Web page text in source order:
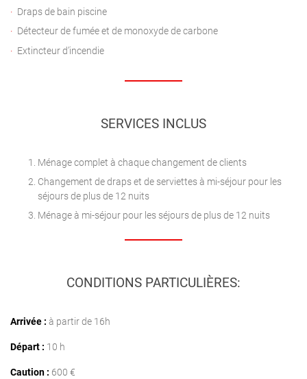
Draps de bain piscine
Détecteur de fumée et de monoxyde de carbone
Extincteur d’incendie
SERVICES INCLUS
Ménage complet à chaque changement de clients
Changement de draps et de serviettes à mi-séjour pour les
séjours de plus de 12 nuits
Ménage à mi-séjour pour les séjours de plus de 12 nuits
CONDITIONS PARTICULIÈRES:
Arrivée : à partir de 16h
Départ : 10 h
Caution : 600 €